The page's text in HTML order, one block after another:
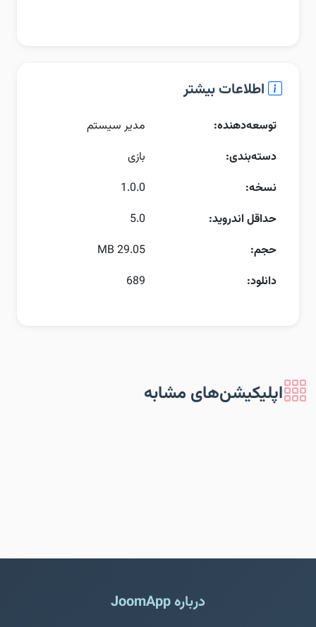
اطلاعات بیشتر
توسعه‌دهنده:
مدیر سیستم
دسته‌بندی:
بازی
نسخه:
1.0.0
حداقل اندروید:
5.0
حجم:
29.05 MB
دانلود:
689
اپلیکیشن‌های مشابه
درباره JoomApp